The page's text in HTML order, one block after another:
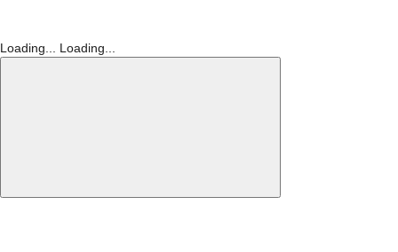
Loading... Loading...